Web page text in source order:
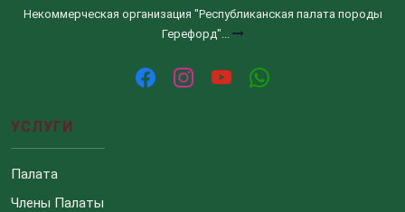
Некоммерческая организация "Республиканская палата породы
Герефорд"...
УСЛУГИ
Палата
Члены Палаты